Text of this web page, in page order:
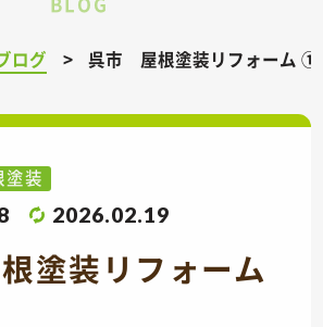
ログ 呉市 屋根塗装リフォー
塗装
2026.02.19
塗装リフォーム